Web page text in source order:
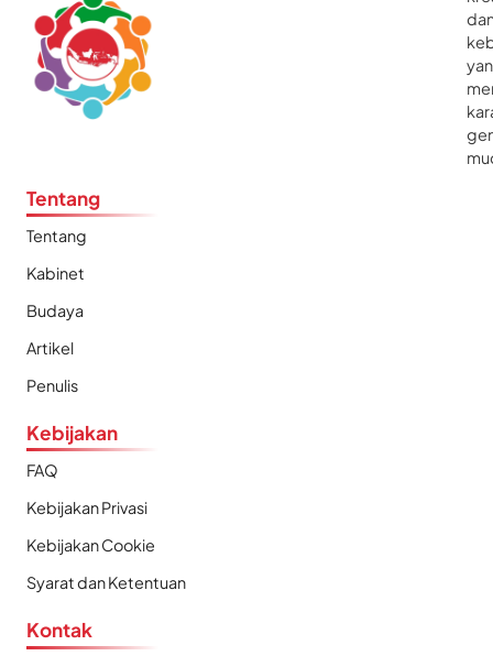
Tentang
Tentang
Kabinet
Budaya
Artikel
Penulis
Kebijakan
FAQ
Kebijakan Privasi
Kebijakan Cookie
Syarat dan Ketentuan
Kontak